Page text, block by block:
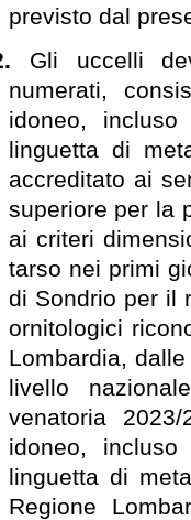
previsto dal
Gli uccelli
numerati,
idoneo,
linguetta di
accreditato ai
superiore per la
ai criteri
tarso nei primi
di Sondrio per il
ornitologici
Lombardia,
livello
venatoria
idoneo,
linguetta di
Regione